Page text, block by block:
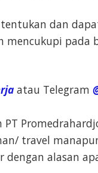
dan
mencukupi pada
atau Telegram
PT
travel
dengan alasan